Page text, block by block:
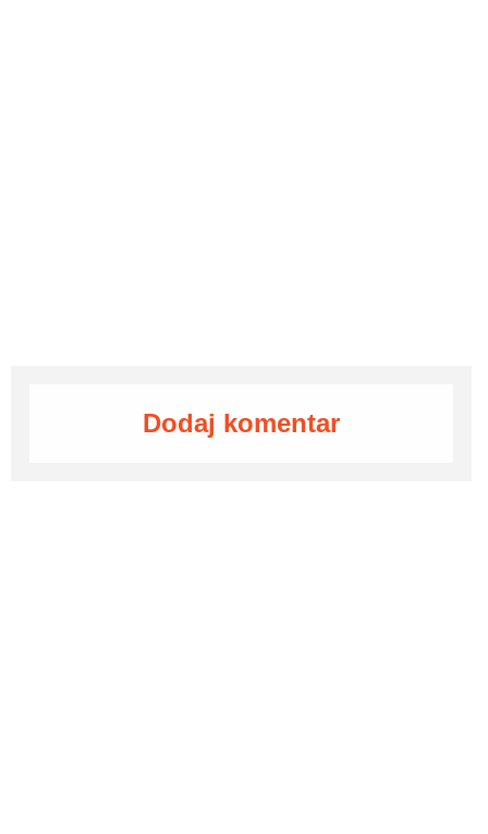
Dodaj komentar